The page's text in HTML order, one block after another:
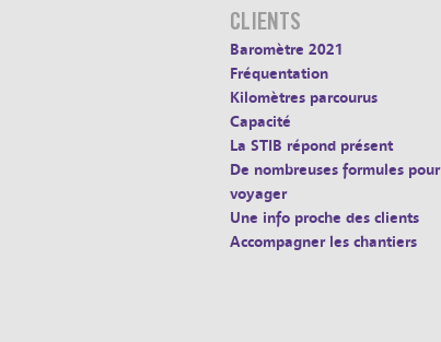
CLIENTS
Baromètre 2021
Fréquentation
Kilomètres parcourus
Capacité
La STIB répond présent
De nombreuses formules pour
voyager
Une info proche des clients
Accompagner les chantiers